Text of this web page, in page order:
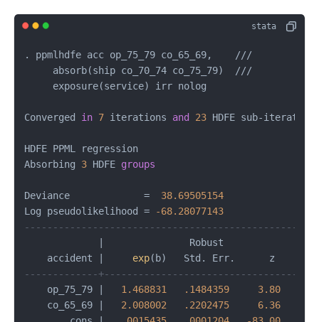
. ppmlhdfe acc op_75_79 co_65_69, ///
     absorb(ship co_70_74 co_75_79)
///
     exposure(service) irr nolog
Converged in 7 iterations and 23 HDFE sub-
HDFE PPML regression
Absorbing 3 HDFE groups
Deviance = 38.69505154
Log pseudolikelihood = -68.28077143
|
               Robust
    accident
| exp(b)   Std. Err.      z    P
-------------
    op_75_79
| 1.468831 .1484359 3.80
    co_65_69
| 2.008002 .2202475 6.36